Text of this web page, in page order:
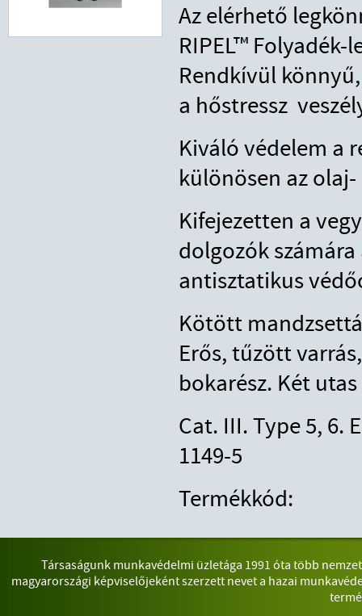
Az elérhető
RIPEL™
Rendkívül
a hőstressz
Kiváló védelem a
különösen az
Kifejezetten a
dolgozók
antisztatikus
Kötött
Erős, tűzött
bokarész. Két
Cat. III. Type 5, 6.
1149-5
Termékkód:
Társaságunk munkavédelmi üzletága 1991 óta több
magyarországi képviselőjeként szerzett nevet a hazai